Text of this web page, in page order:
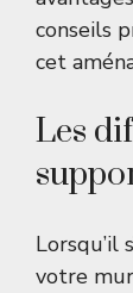
conseils
cet
Les
Lorsqu’il
votre